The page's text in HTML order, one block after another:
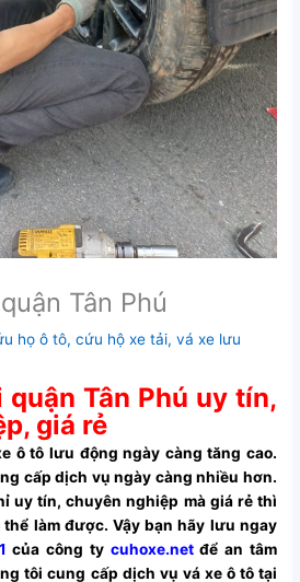
Tân Phú
họ ô tô,cứu hộ xe tải,vá xe lưu
Tân Phú uy tín,
giá rẻ
ô tô lưu động ngày càng tăng cao.
cấp dịch vụ ngày càng nhiều hơn.
uy tín, chuyên nghiệp mà giá rẻ thì
làm được. Vậy bạn hãy lưu ngay
của công ty cuhoxe.netđể an tâm
tôi cung cấp dịch vụ vá xe ô tô tại